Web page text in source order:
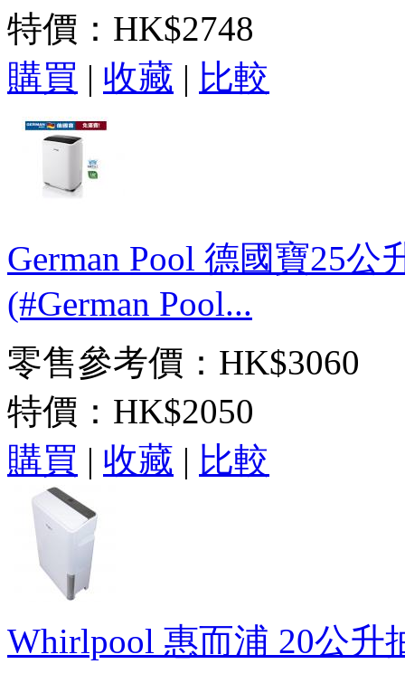
特價： HK$2748
購買 | 收藏 | 比較
German Pool 德國寶25
(#German Pool...
零售參考價：HK$3060
特價： HK$2050
購買 | 收藏 | 比較
Whirlpool 惠而浦 20公升